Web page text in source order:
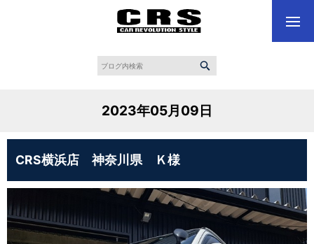
2023年05月09日
CRS横浜店 神奈川県 Ｋ様